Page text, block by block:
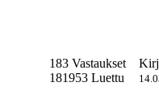
183 Vastaukset
181953 Luettu